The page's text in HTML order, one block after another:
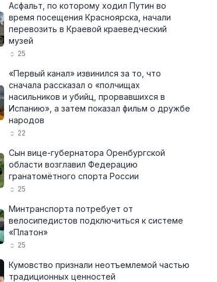
Асфальт, по которому ходил Путин во
время посещения Красноярска, начали
перевозить в Краевой краеведческий
музей
25
«Первый канал» извинился за то, что
сначала рассказал о «полчищах
насильников и убийц, прорвавшихся в
Испанию», а затем показал фильм о дружбе
народов
22
Сын вице-губернатора Оренбургской
области возглавил Федерацию
гранатомётного спорта России
25
Минтранспорта потребует от
велосипедистов подключиться к системе
«Платон»
25
Кумовство признали неотъемлемой частью
традиционных ценностей